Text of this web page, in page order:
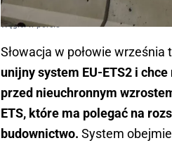
Węgiel w porcie
Słowacja w połowie września
unijny system EU-ETS2 i
przed nieuchronnym
ETS, które ma polegać na
budownictwo. System